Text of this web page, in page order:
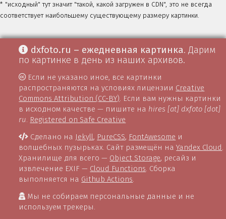
* "исходный" тут значит "такой, какой загружен в CDN", это не всегда
соответствует наибольшему существующему размеру картинки.
dxfoto.ru – ежедневная картинка. Дарим
по картинке в день из наших архивов.
Если не указано иное, все картинки
распространяются на условиях лицензии Creative
Commons Attribution (CC-BY). Если вам нужны картинки
в исходном качестве — пишите на hires [at] dxfoto [dot]
ru. Registered on Safe Creative
Сделано на Jekyll, PureCSS, FontAwesome и
волшебных пузырьках. Сайт размещён наYandex Cloud.
Хранилище для всего — Object Storage, ресайз и
извлечение EXIF — Cloud Functions. Сборка
выполняется на Github Actions.
Мы не собираем персональные данные и не
используем трекеры.